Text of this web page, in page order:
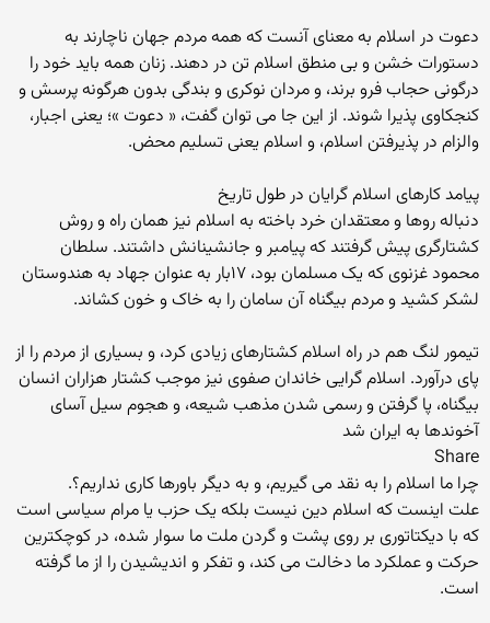
دعوت در اسلام به معنای آنست که همه مردم جهان ناچارند به
دستورات خشن و بی منطق اسلام تن در دهند. زنان همه باید خود را
درگونی حجاب فرو برند، و مردان نوکری و بندگی بدون هرگونه پرسش و
کنجکاوی پذیرا شوند. از این جا می توان گفت، « دعوت »؛ یعنی اجبار،
والزام در پذیرفتن اسلام، و اسلام یعنی تسلیم محض.
پیامد کارهای اسلام گرایان در طول تاریخ
دنباله روها و معتقدان خرد باخته به اسلام نیز همان راه و روش
کشتارگری پیش گرفتند که پیامبر و جانشینانش داشتند. سلطان
محمود غزنوی که یک مسلمان بود، ۱۷بار به عنوان جهاد به هندوستان
لشکر کشید و مردم بیگناه آن سامان را به خاک و خون کشاند.
تیمور لنگ هم در راه اسلام کشتارهای زیادی کرد، و بسیاری از مردم را از
پای درآورد. اسلام گرایی خاندان صفوی نیز موجب کشتار هزاران انسان
بیگناه، پا گرفتن و رسمی شدن مذهب شیعه، و هجوم سیل آسای
آخوندها به ایران شد
Share
چرا ما اسلام را به نقد می گیریم، و به دیگر باورها کاری نداریم؟.
علت اینست که اسلام دین نیست بلکه یک حزب یا مرام سیاسی است
که با دیکتاتوری بر روی پشت و گردن ملت ما سوار شده، در کوچکترین
حرکت و عملکرد ما دخالت می کند، و تفکر و اندیشیدن را از ما گرفته
است.